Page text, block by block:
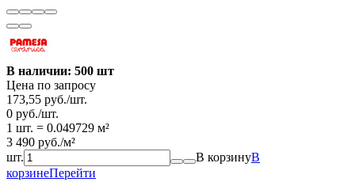
В наличии: 500 шт
Цена по запросу
173,55 руб./шт.
0 руб./шт.
1 шт. = 0.049729 м²
3 490 руб./м²
шт.
В корзинуВ
корзинеПерейти